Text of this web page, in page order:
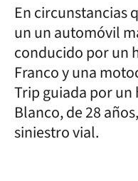
En circunstancias
un un automóvil
conducido por un
Franco y una
Trip guiada por
Blanco, de 28
siniestro vial.